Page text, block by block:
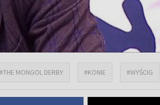
#THE MONGOL DERBY #KONIE #WYŚCIG